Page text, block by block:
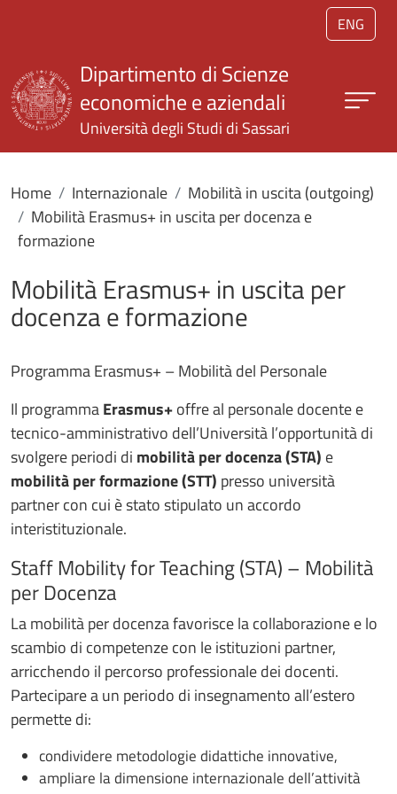
Salta al contenuto principale
ENG
Dipartimento di Scienze
economiche e aziendali
Università degli Studi di Sassari
Home Internazionale
Mobilità in uscita (outgoing)
Mobilità Erasmus+ in uscita per docenza e
formazione
Mobilità Erasmus+ in uscita per
docenza e formazione
Programma Erasmus+ – Mobilità del Personale
Il programmaErasmus+offre al personale docente e
tecnico-amministrativo dell’Università l’opportunità di
svolgere periodi di mobilità per docenza (STA) e
mobilità per formazione (STT) presso università
partner con cui è stato stipulato un accordo
interistituzionale.
Staff Mobility for Teaching (STA) – Mobilità
per Docenza
La mobilità per docenza favorisce la collaborazione e lo
scambio di competenze con le istituzioni partner,
arricchendo il percorso professionale dei docenti.
Partecipare a un periodo di insegnamento all’estero
permette di:
condividere metodologie didattiche innovative,
ampliare la dimensione internazionale dell’attività